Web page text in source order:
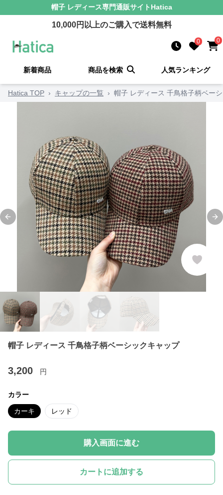
帽子 レディース専門通販サイト Hatica
10,000円以上のご購入で送料無料
0 0
新着商品 商品を検索 人気ランキング
Hatica TOP › キャップの一覧 › 帽子 レディース 千鳥格子柄ベー
Previous slide
帽子 レディース 千鳥格子柄ベーシックキャップ
3,200 円
カラー
カーキ レッド
購入画面に進む
カートに追加する